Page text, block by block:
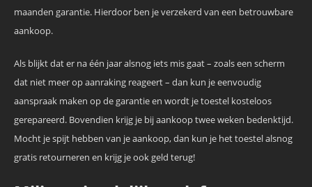
maanden garantie. Hierdoor ben je verzekerd van een betrouwbare
aankoop.
Als blijkt dat er na één jaar alsnog iets mis gaat – zoals een scherm
dat niet meer op aanraking reageert – dan kun je eenvoudig
aanspraak maken op de garantie en wordt je toestel kosteloos
gerepareerd. Bovendien krijg je bij aankoop twee weken bedenktijd.
Mocht je spijt hebben van je aankoop, dan kun je het toestel alsnog
gratis retourneren en krijg je ook geld terug!